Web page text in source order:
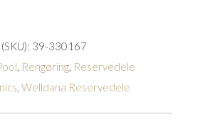
39-330167
Rengøring Reservedele
Welldana Reservedele